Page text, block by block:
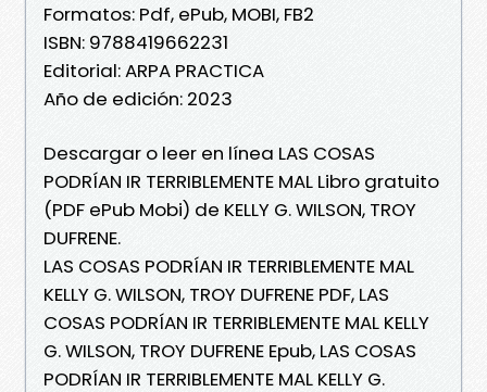
Formatos: Pdf, ePub, MOBI, FB2
ISBN: 9788419662231
Editorial: ARPA PRACTICA
Año de edición: 2023
Descargar o leer en línea LAS COSAS
PODRÍAN IR TERRIBLEMENTE MAL Libro gratuito
(PDF ePub Mobi) de KELLY G. WILSON, TROY
DUFRENE.
LAS COSAS PODRÍAN IR TERRIBLEMENTE MAL
KELLY G. WILSON, TROY DUFRENE PDF, LAS
COSAS PODRÍAN IR TERRIBLEMENTE MAL KELLY
G. WILSON, TROY DUFRENE Epub, LAS COSAS
PODRÍAN IR TERRIBLEMENTE MAL KELLY G.